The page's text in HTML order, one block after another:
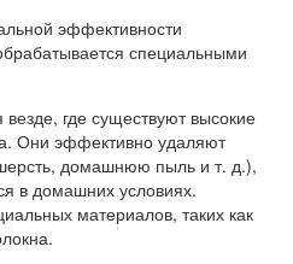
эффективности
специальными
где существуют высокие
Они эффективно удаляют
домашнюю пыль и т. д.),
в домашних условиях.
материалов, таких как